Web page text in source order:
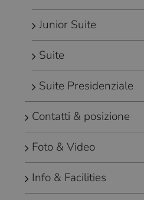
Junior Suite
Suite
Suite Presidenziale
Contatti & posizione
Foto & Video
Info & Facilities